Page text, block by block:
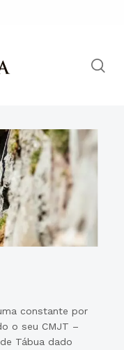
constante por
o seu CMJT –
Tábua dado